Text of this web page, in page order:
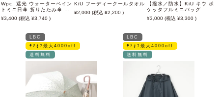
Wpc. 遮光 ウォーターペイン
トミニ日傘 折りたたみ傘 晴
3,400 3,740
KiU フーディークールタオル
2,000
2,200
【撥水／防水】KiU キウ ポ
ケッタフルミニバッグ
3,000
3,300
LBC
ﾓｱｵﾌ最大4000off
送料無料
LBC
ﾓｱｵﾌ最大4000off
送料無料